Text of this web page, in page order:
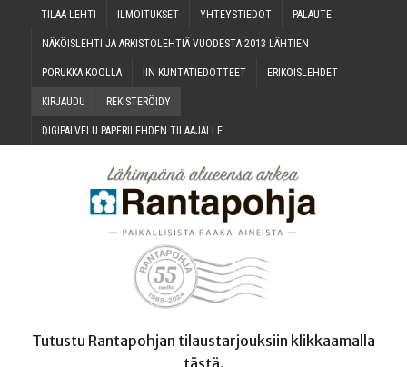
TILAA LEH­TI ILMOI­TUK­SET YHTEYS­TIE­DOT PALAU­TE
NÄKÖIS­LEH­TI JA ARKIS­TO­LEH­TIÄ VUO­DES­TA 2013 LÄHTIEN
PORUK­KA KOOLLA IIN KUN­TA­TIE­DOT­TEET ERI­KOIS­LEH­DET
KIR­JAU­DU REKIS­TE­RÖI­DY
DIGI­PAL­VE­LU PAPE­RI­LEH­DEN TILAAJALLE
Tutustu Rantapohjan tilaustarjouksiin klikkaamalla